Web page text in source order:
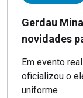
Gerdau
novidades
Em evento
oficializou o
uniforme